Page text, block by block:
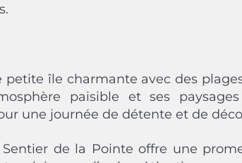
petite île charmante avec des
paisible et ses
une journée de détente et de
Sentier de la Pointe offre une